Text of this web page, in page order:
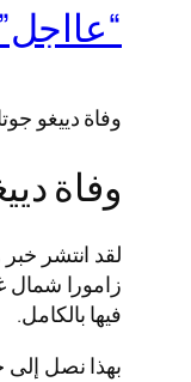
وفاة دييغو
وفاة
زامورا شمال
فيها بالكامل.
بهذا نصل إلى